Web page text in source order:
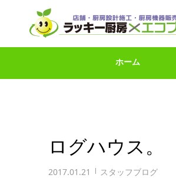
ホーム
ログハウス。
2017.01.21 スタッフブログ